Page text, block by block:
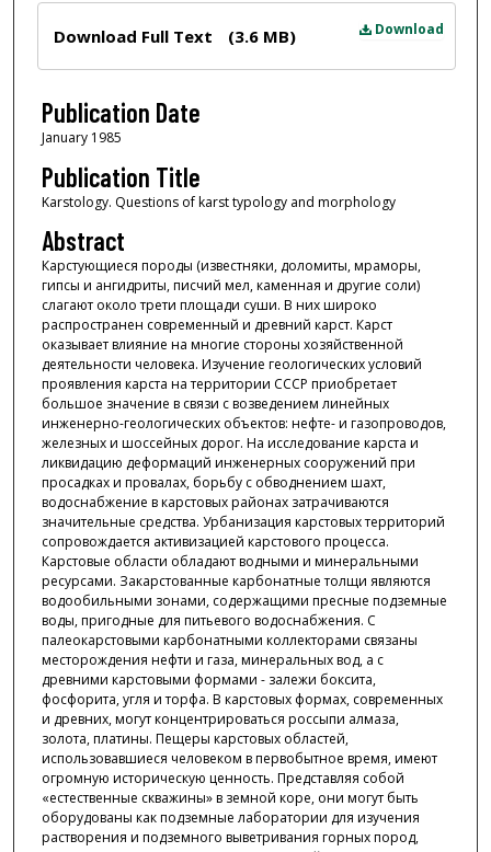
Download
Download Full Text (3.6 MB)
Publication Date
January 1985
Publication Title
Karstology. Questions of karst typology and morphology
Abstract
Карстующиеся породы (известняки, доломиты, мраморы,
гипсы и ангидриты, писчий мел, каменная и другие соли)
слагают около трети площади суши. В них широко
распространен современный и древний карст. Карст
оказывает влияние на многие стороны хозяйственной
деятельности человека. Изучение геологических условий
проявления карста на территории СССР приобретает
большое значение в связи с возведением линейных
инженерно-геологических объектов: нефте- и газопроводов,
железных и шоссейных дорог. На исследование карста и
ликвидацию деформаций инженерных сооружений при
просадках и провалах, борьбу с обводнением шахт,
водоснабжение в карстовых районах затрачиваются
значительные средства. Урбанизация карстовых территорий
сопровождается активизацией карстового процесса.
Карстовые области обладают водными и минеральными
ресурсами. Закарстованные карбонатные толщи являются
водообильными зонами, содержащими пресные подземные
воды, пригодные для питьевого водоснабжения. С
палеокарстовыми карбонатными коллекторами связаны
месторождения нефти и газа, минеральных вод, а с
древними карстовыми формами - залежи боксита,
фосфорита, угля и торфа. В карстовых формах, современных
и древних, могут концентрироваться россыпи алмаза,
золота, платины. Пещеры карстовых областей,
использовавшиеся человеком в первобытное время, имеют
огромную историческую ценность. Представляя собой
«естественные скважины» в земной коре, они могут быть
оборудованы как подземные лаборатории для изучения
растворения и подземного выветривания горных пород,